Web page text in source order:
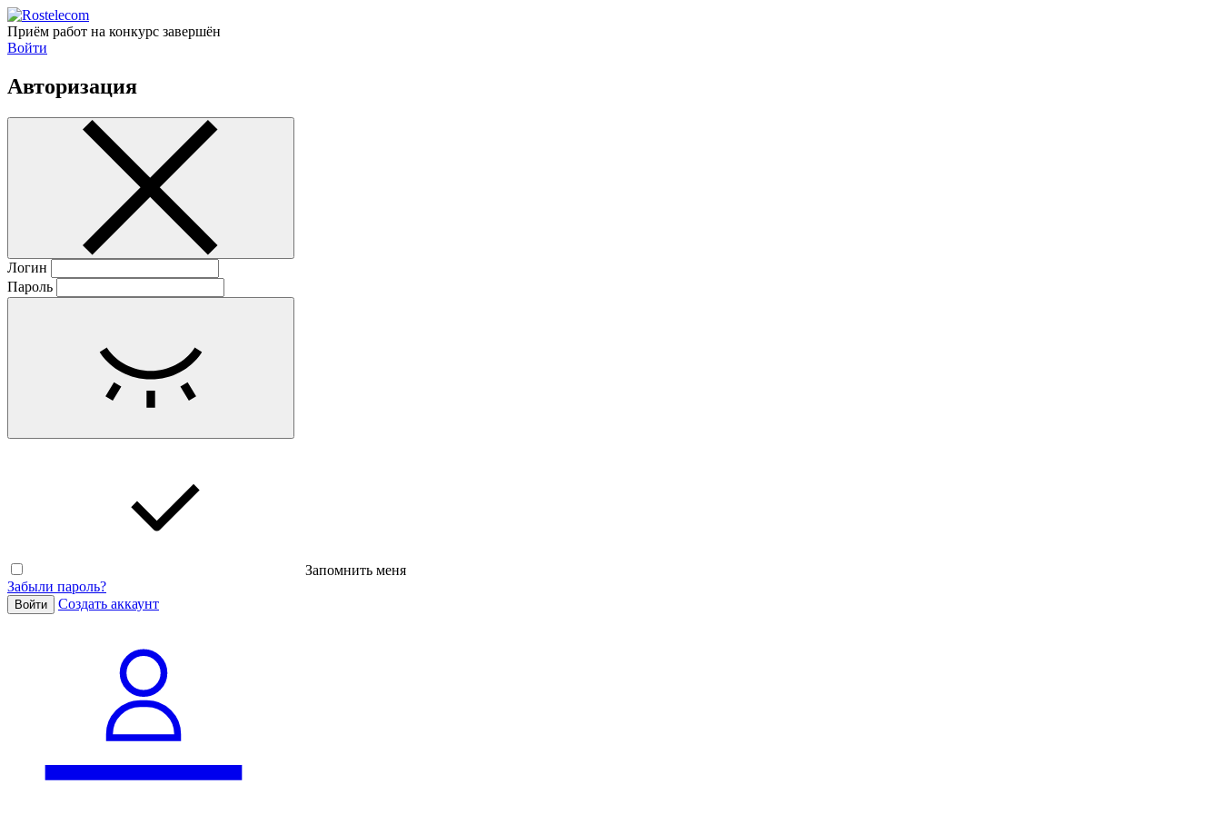
Приём работ на конкурс завершён
Войти
Авторизация
Логин
Пароль
Запомнить меня
Забыли пароль?
Войти Cоздать аккаунт